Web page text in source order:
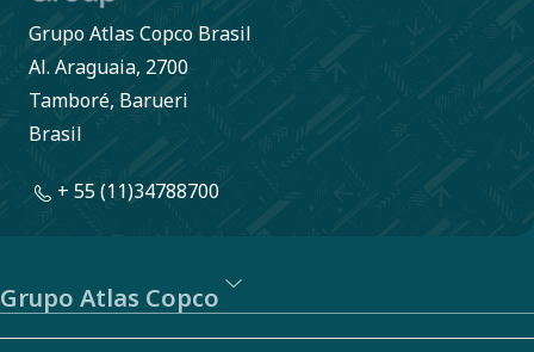
Grupo Atlas Copco Brasil
Al. Araguaia, 2700
Tamboré, Barueri
Brasil
+ 55 (11)34788700
Grupo Atlas Copco